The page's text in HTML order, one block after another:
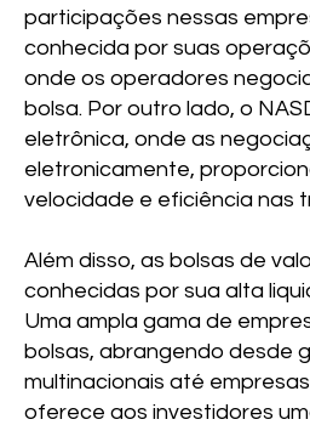
participações nessas
conhecida por suas
onde os operadores
bolsa. Por outro lado, o
eletrônica, onde as
eletronicamente,
velocidade e eficiência nas
Além disso, as bolsas de
conhecidas por sua alta
Uma ampla gama de
bolsas, abrangendo desde
multinacionais até
oferece aos investidores